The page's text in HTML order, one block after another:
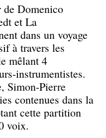
de Domenico
et La
dans un voyage
à travers les
mêlant 4
instrumentistes.
Simon-Pierre
contenues dans la
cette partition
voix.